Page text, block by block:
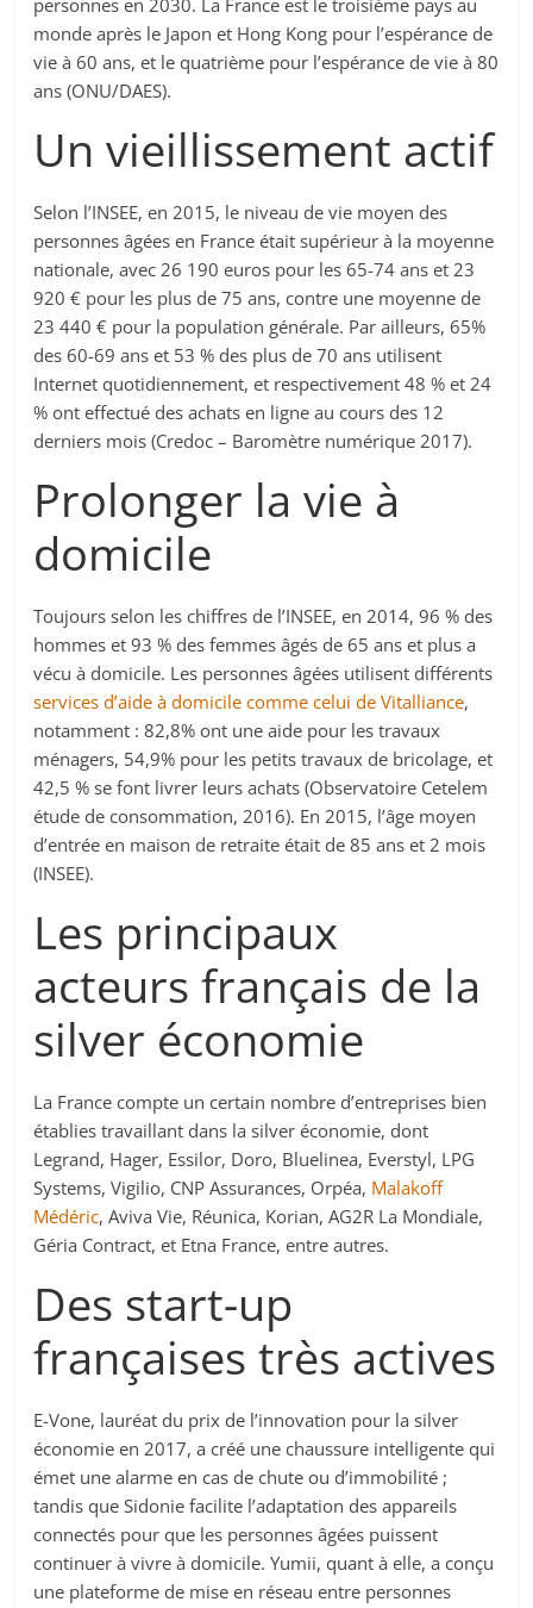
personnes en 2030. La France est le troisième pays au
monde après le Japon et Hong Kong pour l’espérance de
vie à 60 ans, et le quatrième pour l’espérance de vie à 80
ans (ONU/DAES).
Un vieillissement actif
Selon l’INSEE, en 2015, le niveau de vie moyen des
personnes âgées en France était supérieur à la moyenne
nationale, avec 26 190 euros pour les 65-74 ans et 23
920 € pour les plus de 75 ans, contre une moyenne de
23 440 € pour la population générale. Par ailleurs, 65%
des 60-69 ans et 53 % des plus de 70 ans utilisent
Internet quotidiennement, et respectivement 48 % et 24
% ont effectué des achats en ligne au cours des 12
derniers mois (Credoc – Baromètre numérique 2017).
Prolonger la vie à
domicile
Toujours selon les chiffres de l’INSEE, en 2014, 96 % des
hommes et 93 % des femmes âgés de 65 ans et plus a
vécu à domicile. Les personnes âgées utilisent différents
services d’aide à domicile comme celui de Vitalliance,
notamment : 82,8% ont une aide pour les travaux
ménagers, 54,9% pour les petits travaux de bricolage, et
42,5 % se font livrer leurs achats (Observatoire Cetelem
étude de consommation, 2016). En 2015, l’âge moyen
d’entrée en maison de retraite était de 85 ans et 2 mois
(INSEE).
Les principaux
acteurs français de la
silver économie
La France compte un certain nombre d’entreprises bien
établies travaillant dans la silver économie, dont
Legrand, Hager, Essilor, Doro, Bluelinea, Everstyl, LPG
Systems, Vigilio, CNP Assurances, Orpéa, Malakoff
Médéric, Aviva Vie, Réunica, Korian, AG2R La Mondiale,
Géria Contract, et Etna France, entre autres.
Des start-up
françaises très actives
E-Vone, lauréat du prix de l’innovation pour la silver
économie en 2017, a créé une chaussure intelligente qui
émet une alarme en cas de chute ou d’immobilité ;
tandis que Sidonie facilite l’adaptation des appareils
connectés pour que les personnes âgées puissent
continuer à vivre à domicile. Yumii, quant à elle, a conçu
une plateforme de mise en réseau entre personnes